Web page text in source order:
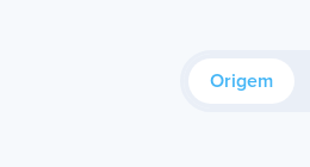
Origem